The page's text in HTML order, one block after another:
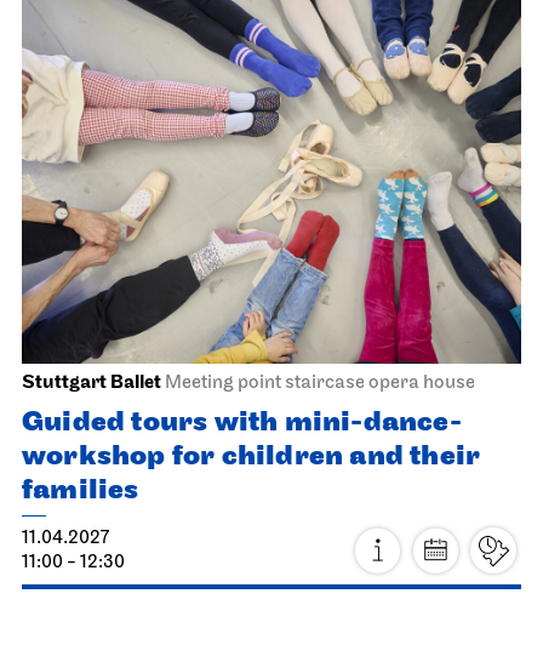
Stuttgart Ballet Meeting point staircase opera house
Guided tours with mini-dance-
workshop for children and their
families
11.04.2027
11:00 - 12:30